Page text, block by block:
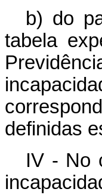
b) do
tabela
definidas
IV - No